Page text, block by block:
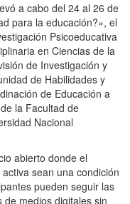
a cabo del 24 al 26 de
para la educación?», el
Psicoeducativa
en Ciencias de la
de Investigación y
de Habilidades y
de Educación a
la Facultad de
Nacional
abierto donde el
sean una condición
pueden seguir las
medios digitales sin